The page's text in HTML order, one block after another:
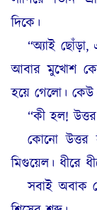
দিকে।
“অ্যাই
আবার মুখোশ
হয়ে গেলো।
“কী হল!
কোনো উত্তর
মিগুয়েল। ধীরে
সবাই অবাক